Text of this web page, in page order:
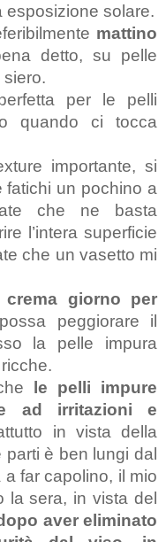
esposizione solare.
mattino
detto, su pelle
per le pelli
quando ci tocca
importante, si
fatichi un pochino a
che ne basta
l’intera superficie
che un vasetto mi
giorno per
peggiorare il
la pelle impura
le pelli impure
ad irritazioni e
in vista della
è ben lungi dal
far capolino, il mio
la sera, in vista del
aver eliminato